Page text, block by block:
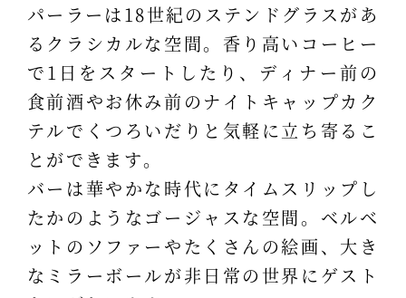
パーラーは18世紀のステンドグラスがあ
るクラシカルな空間。香り高いコーヒー
で1日をスタートしたり、ディナー前の
食前酒やお休み前のナイトキャップカク
テルでくつろいだりと気軽に立ち寄るこ
とができます。
バーは華やかな時代にタイムスリップし
たかのようなゴージャスな空間。ベルベ
ットのソファーやたくさんの絵画、大き
なミラーボールが非日常の世界にゲスト